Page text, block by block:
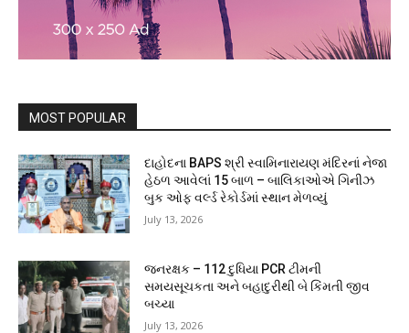
MOST POPULAR
દાહોદના BAPS શ્રી સ્વામિનારાયણ મંદિરનાં નેજા
હેઠળ આવેલાં 15 બાળ – બાલિકાઓએ ગિનીઝ
બુક ઓફ વર્લ્ડ રેકોર્ડમાં સ્થાન મેળવ્યું
July 13, 2026
જનરક્ષક – 112 દુધિયા PCR ટીમની
સમયસૂચકતા અને બહાદુરીથી બે કિંમતી જીવ
બચ્યા
July 13, 2026